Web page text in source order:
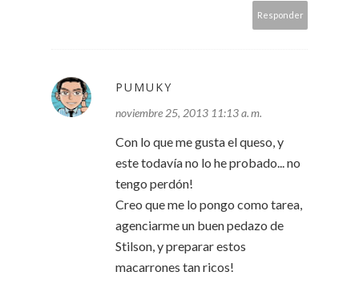
Responder
PUMUKY
noviembre 25, 2013 11:13 a. m.
Con lo que me gusta el queso, y
este todavía no lo he probado... no
tengo perdón!
Creo que me lo pongo como tarea,
agenciarme un buen pedazo de
Stilson, y preparar estos
macarrones tan ricos!